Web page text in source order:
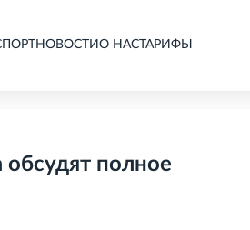
НОВОСТИ О НАСТАРИФЫ
обсудят полное